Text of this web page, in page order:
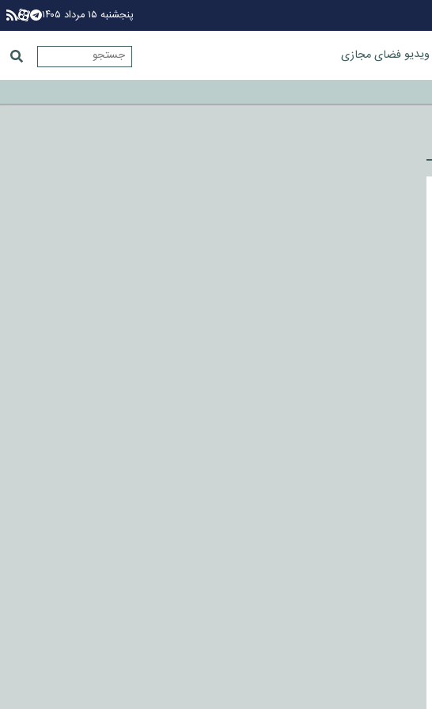
پنجشنبه ۱۵ مرداد ۱۴۰۵
ویدیوفضای مجازی